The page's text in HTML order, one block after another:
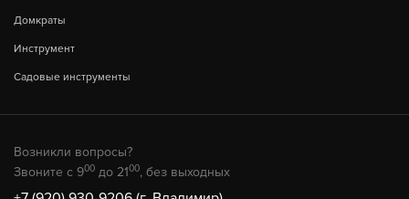
Домкраты
Инструмент
Садовые инструменты
Возникли вопросы?
Звоните с 900 до 2100, без выходных